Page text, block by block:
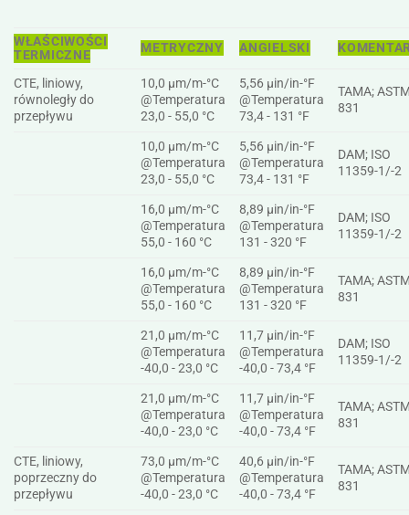
WŁAŚCIWOŚCI
TERMICZNE
METRYCZNY ANGIELSKI
CTE, liniowy,
równoległy do
przepływu
10,0 µm/m-°C
@Temperatura
23,0 - 55,0 °C
5,56 µin/in-°F
@Temperatura
73,4 - 131 °F
TAMA;
831
10,0 µm/m-°C
@Temperatura
23,0 - 55,0 °C
5,56 µin/in-°F
@Temperatura
73,4 - 131 °F
DAM; ISO
11359-1/-2
16,0 µm/m-°C
@Temperatura
55,0 - 160 °C
8,89 µin/in-°F
@Temperatura
131 - 320 °F
DAM; ISO
11359-1/-2
16,0 µm/m-°C
@Temperatura
55,0 - 160 °C
8,89 µin/in-°F
@Temperatura
131 - 320 °F
TAMA;
831
21,0 µm/m-°C
@Temperatura
-40,0 - 23,0 °C
11,7 µin/in-°F
@Temperatura
-40,0 - 73,4 °F
DAM; ISO
11359-1/-2
21,0 µm/m-°C
@Temperatura
-40,0 - 23,0 °C
11,7 µin/in-°F
@Temperatura
-40,0 - 73,4 °F
TAMA;
831
CTE, liniowy,
poprzeczny do
przepływu
73,0 µm/m-°C
@Temperatura
-40,0 - 23,0 °C
40,6 µin/in-°F
@Temperatura
-40,0 - 73,4 °F
TAMA;
831